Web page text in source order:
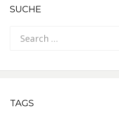
SUCHE
Search
TAGS